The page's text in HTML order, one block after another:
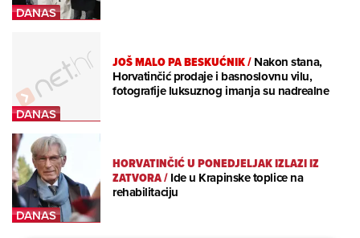
JOŠ MALO PA BESKUĆNIK/Nakon stana,
Horvatinčić prodaje i basnoslovnu vilu,
fotografije luksuznog imanja su nadrealne
HORVATINČIĆ U PONEDJELJAK IZLAZI IZ
ZATVORA/Ide u Krapinske toplice na
rehabilitaciju